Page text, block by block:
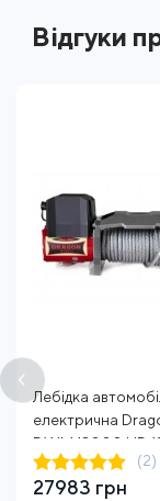
Відгуки
Лебідка
електрична
DWM 13000 HD
30 м
(2)
27983 грн